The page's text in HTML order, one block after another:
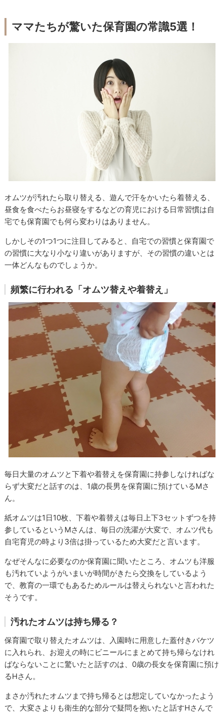
ママたちが驚いた保育園の常識5選！
オムツが汚れたら取り替える、遊んで汗をかいたら着替える、
昼食を食べたらお昼寝をするなどの育児における日常習慣は自
宅でも保育園でも何ら変わりはありません。
しかしその1つ1つに注目してみると、自宅での習慣と保育園で
の習慣に大なり小なり違いがありますが、その習慣の違いとは
一体どんなものでしょうか。
頻繁に行われる「オムツ替えや着替え」
毎日大量のオムツと下着や着替えを保育園に持参しなければな
らず大変だと話すのは、1歳の長男を保育園に預けているMさ
ん。
紙オムツは1日10枚、下着や着替えは毎日上下3セットずつを持
参しているというMさんは、毎日の洗濯が大変で、オムツ代も
自宅育児の時より3倍は掛っているため大変だと言います。
なぜそんなに必要なのか保育園に聞いたところ、オムツも洋服
も汚れていようがいまいが時間がきたら交換をしているよう
で、教育の一環でもあるためルールは替えられないと言われた
そうです。
汚れたオムツは持ち帰る？
保育園で取り替えたオムツは、入園時に用意した蓋付きバケツ
に入れられ、お迎えの時にビニールにまとめて持ち帰らなけれ
ばならないことに驚いたと話すのは、0歳の長女を保育園に預け
るHさん。
まさか汚れたオムツまで持ち帰るとは想定していなかったよう
で、大変さよりも衛生的な部分で疑問を抱いたと話すHさんで